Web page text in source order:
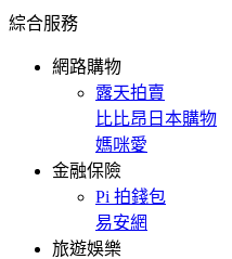
綜合服務
網路購物
露天拍賣
比比昂日本購物
媽咪愛
金融保險
Pi 拍錢包
易安網
旅遊娛樂